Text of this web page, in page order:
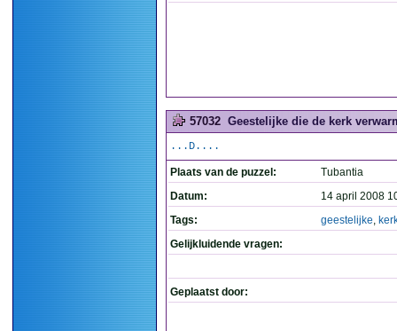
57032 Geestelijke die de kerk
...D....
Plaats van de puzzel:
Tubantia
Datum:
14 april 2008
Tags:
geestelijke,
Gelijkluidende vragen:
Geplaatst door: